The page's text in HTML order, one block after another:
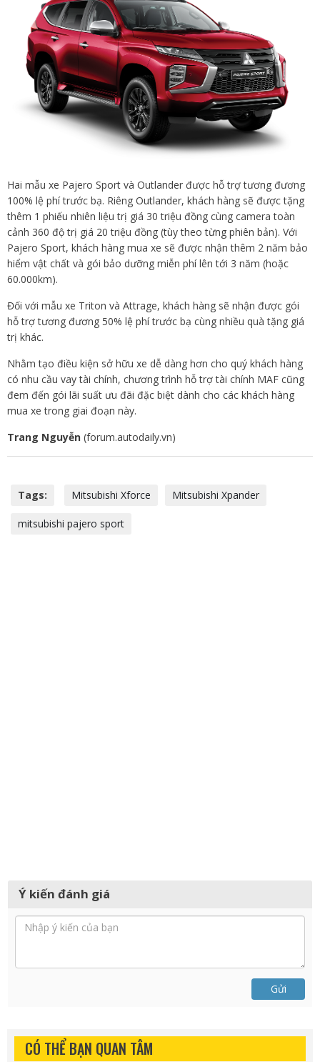
Hai mẫu xe Pajero Sport và Outlander được hỗ trợ tương đương
100% lệ phí trước bạ. Riêng Outlander, khách hàng sẽ được tặng
thêm 1 phiếu nhiên liệu trị giá 30 triệu đồng cùng camera toàn
cảnh 360 độ trị giá 20 triệu đồng (tùy theo từng phiên bản). Với
Pajero Sport, khách hàng mua xe sẽ được nhận thêm 2 năm bảo
hiểm vật chất và gói bảo dưỡng miễn phí lên tới 3 năm (hoặc
60.000km).
Đối với mẫu xe Triton và Attrage, khách hàng sẽ nhận được gói
hỗ trợ tương đương 50% lệ phí trước bạ cùng nhiều quà tặng giá
trị khác.
Nhằm tạo điều kiện sở hữu xe dễ dàng hơn cho quý khách hàng
có nhu cầu vay tài chính, chương trình hỗ trợ tài chính MAF cũng
đem đến gói lãi suất ưu đãi đặc biệt dành cho các khách hàng
mua xe trong giai đoạn này.
Trang Nguyễn (forum.autodaily.vn)
Tags: Mitsubishi Xforce Mitsubishi Xpander
mitsubishi pajero sport
Ý kiến đánh giá
Gửi
CÓ THỂ BẠN QUAN TÂM